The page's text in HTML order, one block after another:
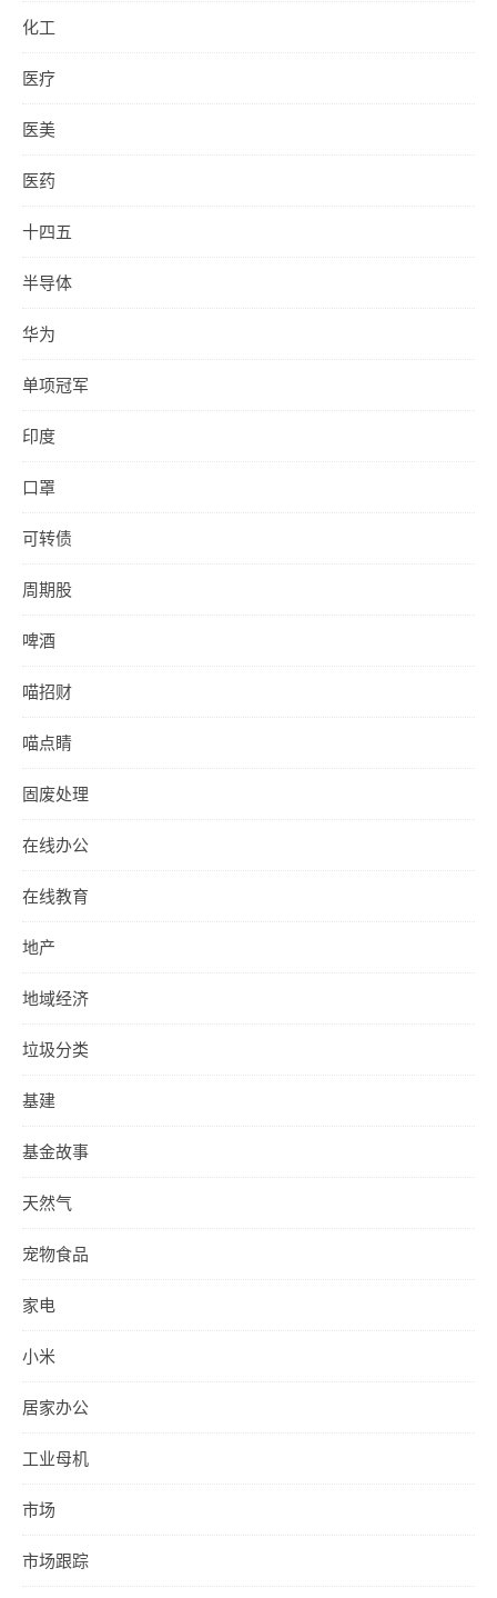
化工
医疗
医美
医药
十四五
半导体
华为
单项冠军
印度
口罩
可转债
周期股
啤酒
喵招财
喵点睛
固废处理
在线办公
在线教育
地产
地域经济
垃圾分类
基建
基金故事
天然气
宠物食品
家电
小米
居家办公
工业母机
市场
市场跟踪